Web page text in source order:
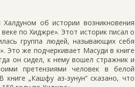
об истории возникновения
по Хиджре». Этот историк писал о
группа людей, называющих себя
Это же подчеркивает Масуди в книге
он сидел, к нему вошел стражник и
претензиями человек в белой
„Кашфу аз-зунун“ сказано, что